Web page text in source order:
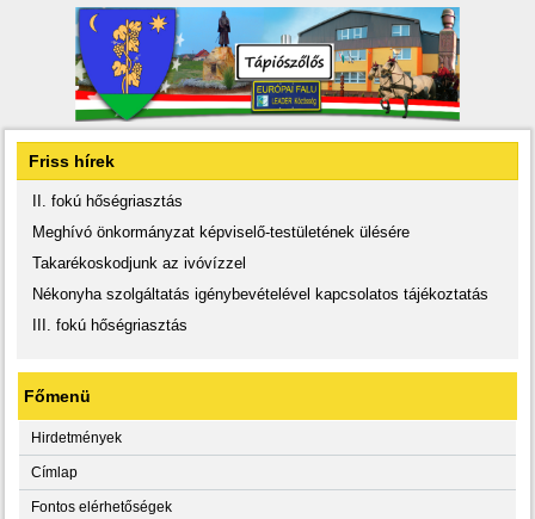
Friss hírek
II. fokú hőségriasztás
Meghívó önkormányzat képviselő-testületének ülésére
Takarékoskodjunk az ivóvízzel
Nékonyha szolgáltatás igénybevételével kapcsolatos tájékoztatás
III. fokú hőségriasztás
Főmenü
Hirdetmények
Címlap
Fontos elérhetőségek